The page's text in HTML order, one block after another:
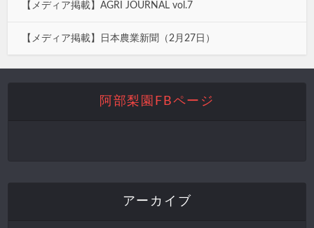
【メディア掲載】AGRI JOURNAL vol.7
【メディア掲載】日本農業新聞（2月27日）
阿部梨園FBページ
アーカイブ